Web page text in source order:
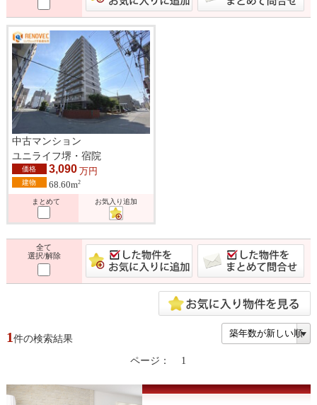
中古マンション
ユニライフ堺・宿院
価格 3,090 万円
建物 68.60m2
まとめて お気入り追加
全て
選択/解除
1件の検索結果
ページ：
1